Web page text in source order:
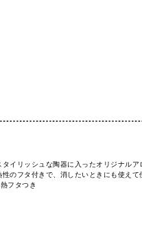
イリッシュな陶器に入ったオリジナル
のフタ付きで、消したいときにも使えて
フタつき